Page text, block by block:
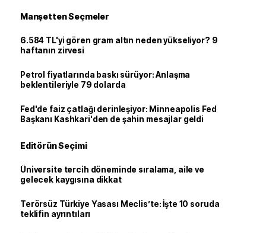
Manşetten Seçmeler
6.584 TL'yi gören gram altın neden yükseliyor? 9
haftanın zirvesi
Petrol fiyatlarında baskı sürüyor: Anlaşma
beklentileriyle 79 dolarda
Fed'de faiz çatlağı derinleşiyor: Minneapolis Fed
Başkanı Kashkari'den de şahin mesajlar geldi
Editörün Seçimi
Üniversite tercih döneminde sıralama, aile ve
gelecek kaygısına dikkat
Terörsüz Türkiye Yasası Meclis’te: İşte 10 soruda
teklifin ayrıntıları